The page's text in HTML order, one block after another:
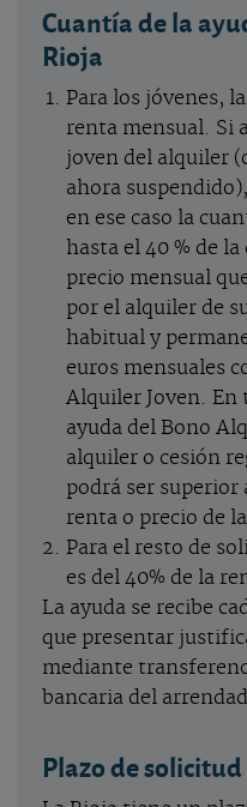
Cuantía de la
Rioja
Para los jóvenes,
renta mensual. Si
joven del alquiler
ahora
en ese caso la
hasta el 40 % de
precio mensual
por el alquiler de
habitual y
euros mensuales
Alquiler Joven. En
ayuda del Bono
alquiler o cesión
podrá ser superior
renta o precio de
Para el resto de
es del 40% de la
La ayuda se recibe
que presentar
mediante
bancaria del
Plazo de